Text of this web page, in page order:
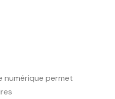
numérique permet